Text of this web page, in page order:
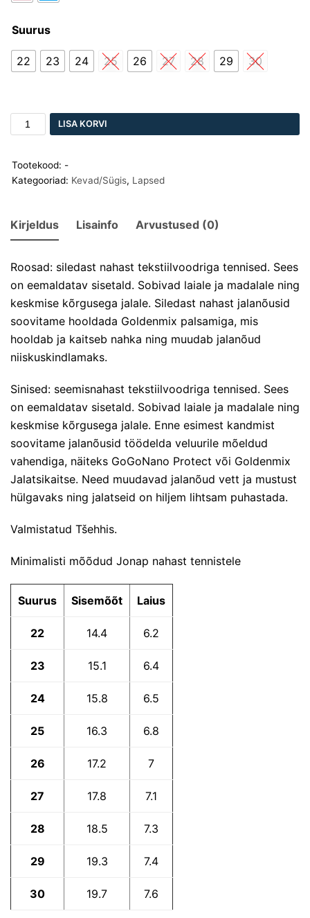
Suurus
22 23 24 25 26 27 28 29 30
LISA KORVI
Tootekood: -
Kategooriad: Kevad/Sügis, Lapsed
Kirjeldus Lisainfo Arvustused (0)
Roosad: siledast nahast tekstiilvoodriga tennised. Sees
on eemaldatav sisetald. Sobivad laiale ja madalale ning
keskmise kõrgusega jalale. Siledast nahast jalanõusid
soovitame hooldada Goldenmix palsamiga, mis
hooldab ja kaitseb nahka ning muudab jalanõud
niiskuskindlamaks.
Sinised: seemisnahast tekstiilvoodriga tennised. Sees
on eemaldatav sisetald. Sobivad laiale ja madalale ning
keskmise kõrgusega jalale. Enne esimest kandmist
soovitame jalanõusid töödelda veluurile mõeldud
vahendiga, näiteks GoGoNano Protect või Goldenmix
Jalatsikaitse. Need muudavad jalanõud vett ja mustust
hülgavaks ning jalatseid on hiljem lihtsam puhastada.
Valmistatud Tšehhis.
Minimalisti mõõdud Jonap nahast tennistele
Suurus Sisemõõt Laius
22 14.4 6.2
23 15.1 6.4
24 15.8 6.5
25 16.3 6.8
26 17.2 7
27 17.8 7.1
28 18.5 7.3
29 19.3 7.4
30 19.7 7.6